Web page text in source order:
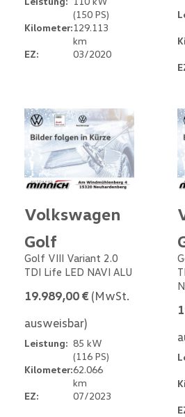
(150 PS)
Kilometer:129.113
km
EZ:
03/2020
Volkswagen
Golf
Golf VIII Variant 2.0
TDI Life LED NAVI ALU
19.989,00 € (MwSt.
ausweisbar)
Leistung: 85 kW
(116 PS)
Kilometer:62.066
km
EZ:
07/2023